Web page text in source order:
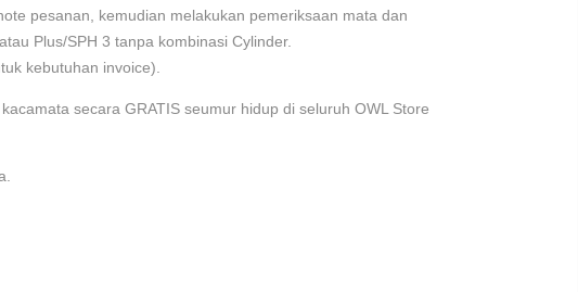
pesanan, kemudian melakukan pemeriksaan mata dan
Plus/SPH 3 tanpa kombinasi Cylinder.
kebutuhan invoice).
secara GRATIS seumur hidup di seluruh OWL Store